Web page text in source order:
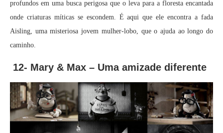
profundos em uma busca perigosa que o leva para a floresta encantada
onde criaturas míticas se escondem. É aqui que ele encontra a fada
Aisling, uma misteriosa jovem mulher-lobo, que o ajuda ao longo do
caminho.
12- Mary & Max – Uma amizade diferente